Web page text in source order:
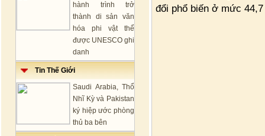
hành trình trở
thành di sản văn
hóa phi vật thể
được UNESCO ghi
danh
Tin Thế Giới
Saudi Arabia, Thổ
Nhĩ Kỳ và Pakistan
ký hiệp ước phòng
thủ ba bên
đổi phổ biến ở mức